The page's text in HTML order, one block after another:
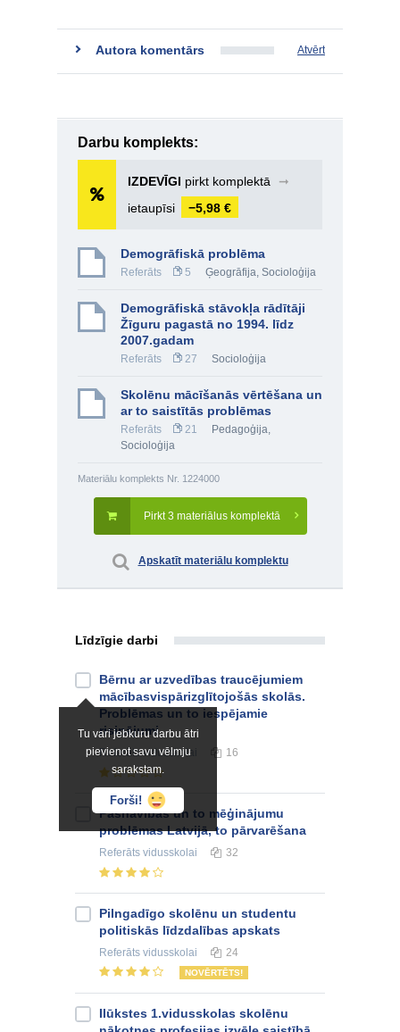
Autora komentārs Atvērt
Darbu komplekts:
IZDEVĪGI pirkt komplektā
➞
ietaupīsi
−5,98 €
Demogrāfiskā problēma
Referāts 5 Ģeogrāfija, Socioloģija
Demogrāfiskā stāvokļa rādītāji
Žīguru pagastā no 1994. līdz
2007.gadam
Referāts 27 Socioloģija
Skolēnu mācīšanās vērtēšana un
ar to saistītās problēmas
Referāts 21 Pedagoģija,
Socioloģija
Materiālu komplekts Nr. 1224000
Pirkt 3 materiālus komplektā
Apskatīt materiālu komplektu
Līdzīgie darbi
Tu vari jebkuru darbu ātri
pievienot savu vēlmju
sarakstam.
Forši!
Bērnu ar uzvedības traucējumiem
mācībasvispārizglītojošās skolās.
Problēmas un to iespējamie
risinājumi
Referātsvidusskolai 16
Pašnāvības un to mēģinājumu
problēmas Latvijā, to pārvarēšana
Referāts vidusskolai 32
Pilngadīgo skolēnu un studentu
politiskās līdzdalības apskats
Referāts vidusskolai 24
NOVĒRTĒTS!
Ilūkstes 1.vidusskolas skolēnu